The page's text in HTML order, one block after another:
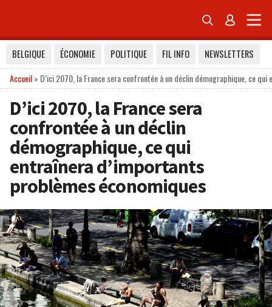
 
BELGIQUE ÉCONOMIE POLITIQUE FIL INFO
NEWSLETTERS
Accueil» D’ici 2070, la France sera confrontée à un déclin démographique, ce
D’ici 2070, la France sera
confrontée à un déclin
démographique, ce qui
entraînera d’importants
problèmes économiques